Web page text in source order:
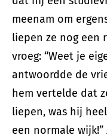
meenam om
liepen ze nog een
vroeg: “Weet je
antwoordde de
hem vertelde dat
liepen, was hij
een normale wijk!”